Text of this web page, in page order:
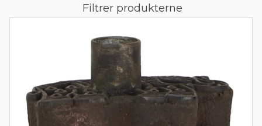
Filtrer produkterne